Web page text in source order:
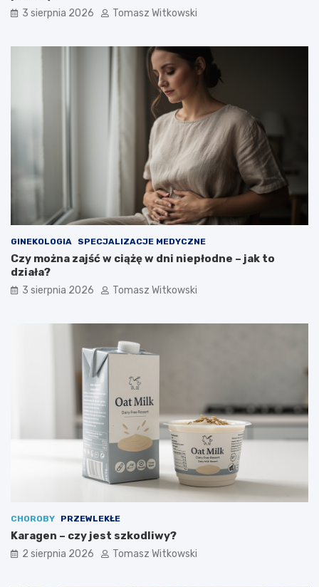
3 sierpnia 2026 Tomasz Witkowski
GINEKOLOGIA SPECJALIZACJE MEDYCZNE
Czy można zajść w ciążę w dni niepłodne – jak to
działa?
3 sierpnia 2026 Tomasz Witkowski
CHOROBY PRZEWLEKŁE
Karagen – czy jest szkodliwy?
2 sierpnia 2026 Tomasz Witkowski